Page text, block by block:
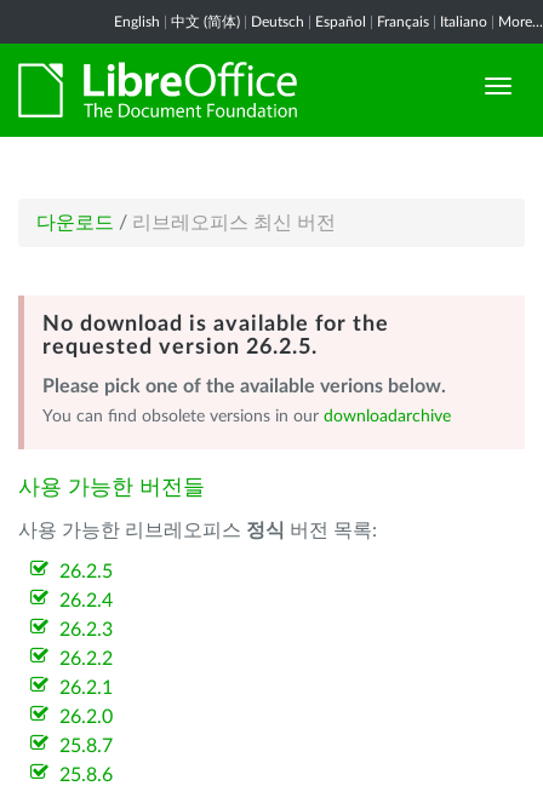
English 中文 (简体) Deutsch Español Français Italiano More...
다운로드 / 리브레오피스 최신 버전
No download is available for the
requested version 26.2.5.
Please pick one of the available verions below.
You can find obsolete versions in our downloadarchive
사용 가능한 버전들
사용 가능한 리브레오피스 정식 버전 목록:
26.2.5
26.2.4
26.2.3
26.2.2
26.2.1
26.2.0
25.8.7
25.8.6